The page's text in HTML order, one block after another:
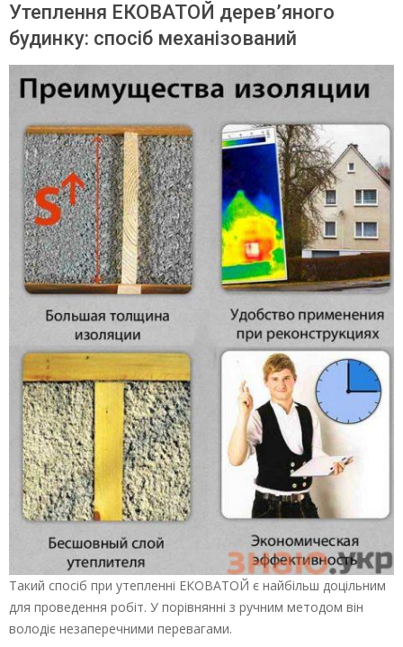
Утеплення ЕКОВАТОЙ дерев’яного
будинку: спосіб механізований
Такий спосіб при утепленні ЕКОВАТОЙ є найбільш доцільним
для проведення робіт. У порівнянні з ручним методом він
володіє незаперечними перевагами.